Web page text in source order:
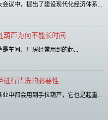
会议中，提出了建设现代化经济体系...
葫芦为何不能长时间
是车间、厂房经常用到的起...
进行清洗的必要性
业中都会用到手拉葫芦，它也是起重...